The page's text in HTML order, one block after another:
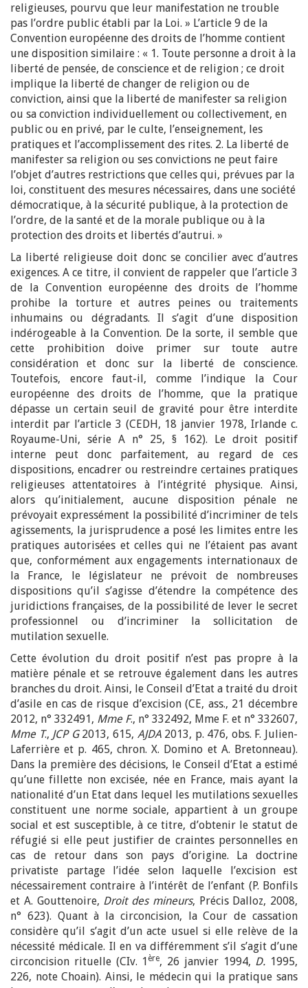
religieuses, pourvu que leur manifestation ne trouble
pas l’ordre public établi par la Loi. » L’article 9 de la
Convention européenne des droits de l’homme contient
une disposition similaire : « 1. Toute personne a droit à la
liberté de pensée, de conscience et de religion ; ce droit
implique la liberté de changer de religion ou de
conviction, ainsi que la liberté de manifester sa religion
ou sa conviction individuellement ou collectivement, en
public ou en privé, par le culte, l’enseignement, les
pratiques et l’accomplissement des rites. 2. La liberté de
manifester sa religion ou ses convictions ne peut faire
l’objet d’autres restrictions que celles qui, prévues par la
loi, constituent des mesures nécessaires, dans une société
démocratique, à la sécurité publique, à la protection de
l’ordre, de la santé et de la morale publique ou à la
protection des droits et libertés d’autrui. »
La liberté religieuse doit donc se concilier avec d’autres
exigences. A ce titre, il convient de rappeler que l’article 3
de la Convention européenne des droits de l’homme
prohibe la torture et autres peines ou traitements
inhumains ou dégradants. Il s’agit d’une disposition
indérogeable à la Convention. De la sorte, il semble que
cette prohibition doive primer sur toute autre
considération et donc sur la liberté de conscience.
Toutefois, encore faut-il, comme l’indique la Cour
européenne des droits de l’homme, que la pratique
dépasse un certain seuil de gravité pour être interdite
interdit par l’article 3 (CEDH, 18 janvier 1978, Irlande c.
Royaume-Uni, série A n° 25, § 162). Le droit positif
interne peut donc parfaitement, au regard de ces
dispositions, encadrer ou restreindre certaines pratiques
religieuses attentatoires à l’intégrité physique. Ainsi,
alors qu’initialement, aucune disposition pénale ne
prévoyait expressément la possibilité d’incriminer de tels
agissements, la jurisprudence a posé les limites entre les
pratiques autorisées et celles qui ne l’étaient pas avant
que, conformément aux engagements internationaux de
la France, le législateur ne prévoit de nombreuses
dispositions qu’il s’agisse d’étendre la compétence des
juridictions françaises, de la possibilité de lever le secret
professionnel ou d’incriminer la sollicitation de
mutilation sexuelle.
Cette évolution du droit positif n’est pas propre à la
matière pénale et se retrouve également dans les autres
branches du droit. Ainsi, le Conseil d’Etat a traité du droit
d’asile en cas de risque d’excision (CE, ass., 21 décembre
2012, n° 332491, Mme F., n° 332492, Mme F. et n° 332607,
Mme T., JCP G2013, 615, AJDA2013, p. 476, obs. F. Julien-
Laferrière et p. 465, chron. X. Domino et A. Bretonneau).
Dans la première des décisions, le Conseil d’Etat a estimé
qu’une fillette non excisée, née en France, mais ayant la
nationalité d’un Etat dans lequel les mutilations sexuelles
constituent une norme sociale, appartient à un groupe
social et est susceptible, à ce titre, d’obtenir le statut de
réfugié si elle peut justifier de craintes personnelles en
cas de retour dans son pays d’origine. La doctrine
privatiste partage l’idée selon laquelle l’excision est
nécessairement contraire à l’intérêt de l’enfant (P. Bonfils
et A. Gouttenoire, Droit des mineurs, Précis Dalloz, 2008,
n° 623). Quant à la circoncision, la Cour de cassation
considère qu’il s’agit d’un acte usuel si elle relève de la
nécessité médicale. Il en va différemment s’il s’agit d’une
circoncision rituelle (CIv. 1 ère, 26 janvier 1994, D. 1995,
226, note Choain). Ainsi, le médecin qui la pratique sans